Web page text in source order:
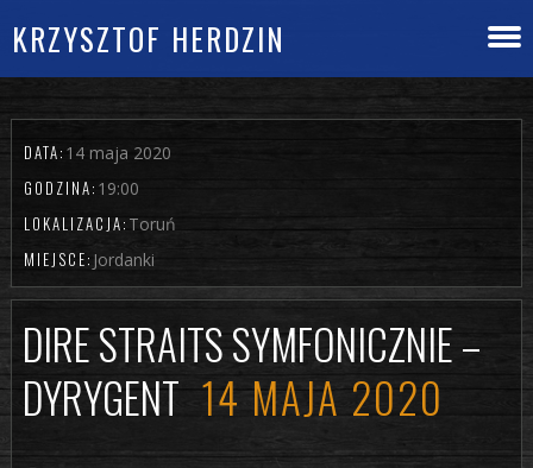
KRZYSZTOF HERDZIN
DATA: 14 maja 2020
GODZINA: 19:00
LOKALIZACJA: Toruń
MIEJSCE: Jordanki
DIRE STRAITS SYMFONICZNIE –
DYRYGENT14 MAJA 2020